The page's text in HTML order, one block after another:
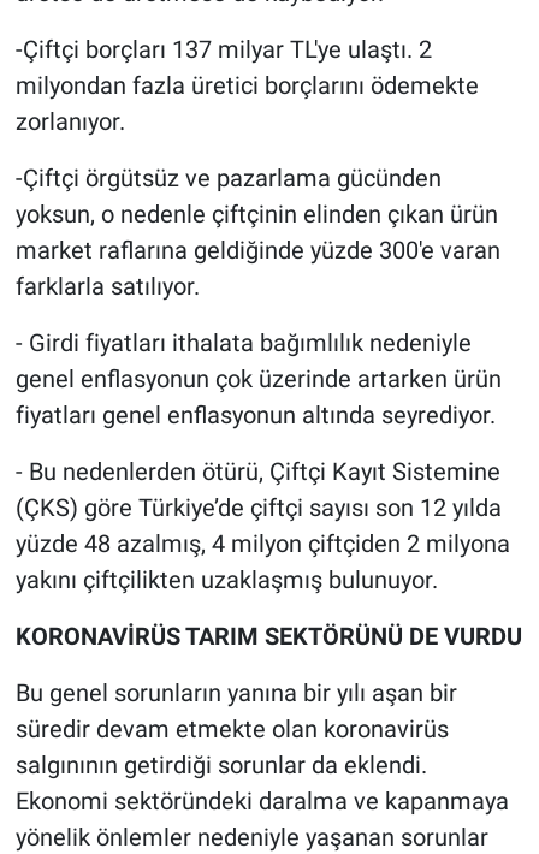
-Çiftçi borçları 137 milyar TL'ye ulaştı. 2
milyondan fazla üretici borçlarını ödemekte
zorlanıyor.
-Çiftçi örgütsüz ve pazarlama gücünden
yoksun, o nedenle çiftçinin elinden çıkan ürün
market raflarına geldiğinde yüzde 300'e varan
farklarla satılıyor.
- Girdi fiyatları ithalata bağımlılık nedeniyle
genel enflasyonun çok üzerinde artarken ürün
fiyatları genel enflasyonun altında seyrediyor.
- Bu nedenlerden ötürü, Çiftçi Kayıt Sistemine
(ÇKS) göre Türkiye’de çiftçi sayısı son 12 yılda
yüzde 48 azalmış, 4 milyon çiftçiden 2 milyona
yakını çiftçilikten uzaklaşmış bulunuyor.
KORONAVİRÜS TARIM SEKTÖRÜNÜ DE VURDU
Bu genel sorunların yanına bir yılı aşan bir
süredir devam etmekte olan koronavirüs
salgınının getirdiği sorunlar da eklendi.
Ekonomi sektöründeki daralma ve kapanmaya
yönelik önlemler nedeniyle yaşanan sorunlar